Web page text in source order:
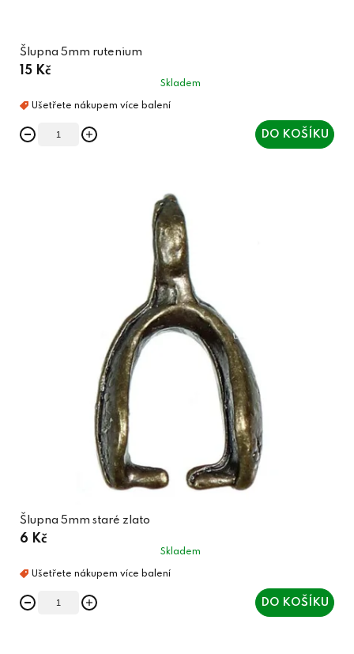
Šlupna 5mm rutenium
15 Kč
Skladem
DO KOŠÍKU
Šlupna 5mm staré zlato
6 Kč
Skladem
DO KOŠÍKU